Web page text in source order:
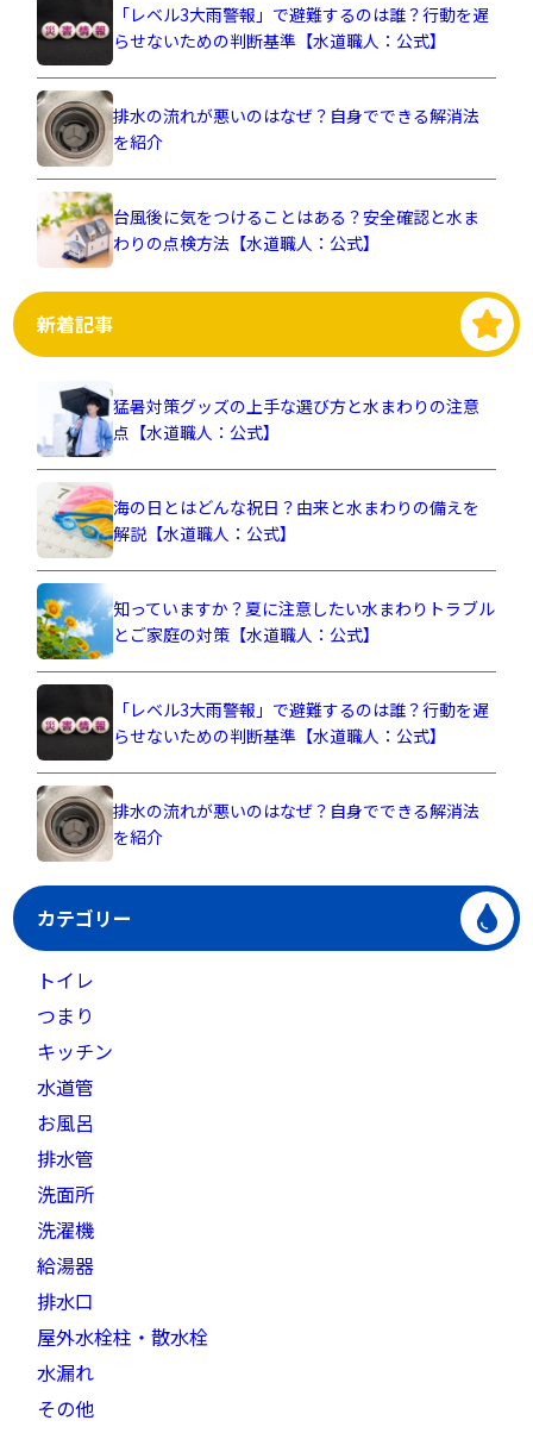
「レベル3大雨警報」で避難するのは誰？行動を遅
らせないための判断基準【水道職人：公式】
排水の流れが悪いのはなぜ？自身でできる解消法
を紹介
台風後に気をつけることはある？安全確認と水ま
わりの点検方法【水道職人：公式】
新着記事
猛暑対策グッズの上手な選び方と水まわりの注意
点【水道職人：公式】
海の日とはどんな祝日？由来と水まわりの備えを
解説【水道職人：公式】
知っていますか？夏に注意したい水まわりトラブル
とご家庭の対策【水道職人：公式】
「レベル3大雨警報」で避難するのは誰？行動を遅
らせないための判断基準【水道職人：公式】
排水の流れが悪いのはなぜ？自身でできる解消法
を紹介
カテゴリー
トイレ
つまり
キッチン
水道管
お風呂
排水管
洗面所
洗濯機
給湯器
排水口
屋外水栓柱・散水栓
水漏れ
その他